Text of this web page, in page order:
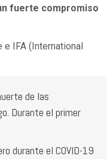
fuerte compromiso
IFA (International
de las
Durante el primer
durante el COVID-19